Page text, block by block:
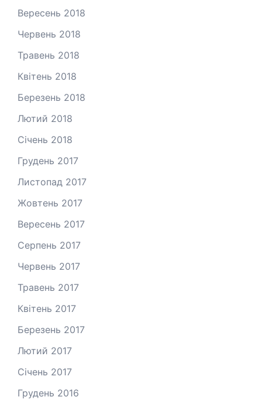
Вересень 2018
Червень 2018
Травень 2018
Квітень 2018
Березень 2018
Лютий 2018
Січень 2018
Грудень 2017
Листопад 2017
Жовтень 2017
Вересень 2017
Серпень 2017
Червень 2017
Травень 2017
Квітень 2017
Березень 2017
Лютий 2017
Січень 2017
Грудень 2016